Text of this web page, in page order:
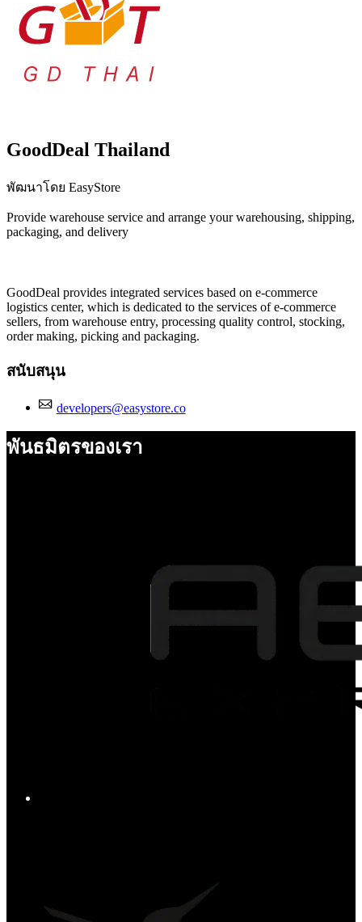
GoodDeal Thailand
พัฒนาโดย EasyStore
Provide warehouse service and arrange your warehousing, shipping,
packaging, and delivery
GoodDeal provides integrated services based on e-commerce
logistics center, which is dedicated to the services of e-commerce
sellers, from warehouse entry, processing quality control, stocking,
order making, picking and packaging.
สนับสนุน
developers@easystore.co
พันธมิตรของเรา